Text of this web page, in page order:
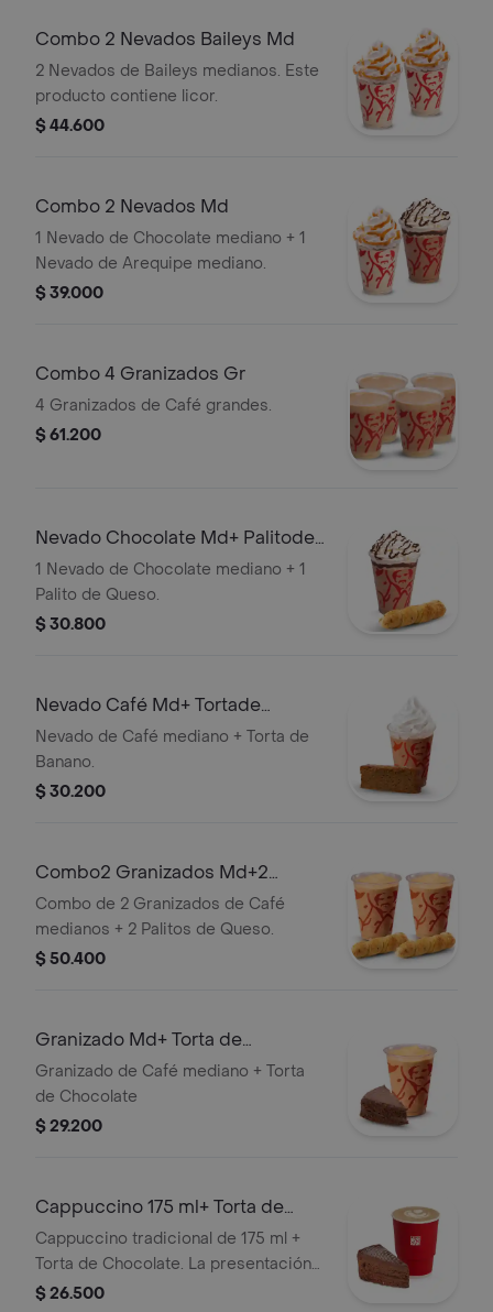
Combo 2 Nevados Baileys Md
2 Nevados de Baileys medianos. Este
producto contiene licor.
$ 44.600
Combo 2 Nevados Md
1 Nevado de Chocolate mediano + 1
Nevado de Arequipe mediano.
$ 39.000
Combo 4 Granizados Gr
4 Granizados de Café grandes.
$ 61.200
Nevado Chocolate Md+ Palitode
Queso
1 Nevado de Chocolate mediano + 1
Palito de Queso.
$ 30.800
Nevado Café Md+ Tortade
Banano
Nevado de Café mediano + Torta de
Banano.
$ 30.200
Combo2 Granizados Md+2
Palitosde Queso
Combo de 2 Granizados de Café
medianos + 2 Palitos de Queso.
$ 50.400
Granizado Md+ Torta de
Chocolate
Granizado de Café mediano + Torta
de Chocolate
$ 29.200
Cappuccino 175 ml+ Torta de
Chocolate
Cappuccino tradicional de 175 ml +
Torta de Chocolate. La presentación
del Cappuccino puede variar
$ 26.500